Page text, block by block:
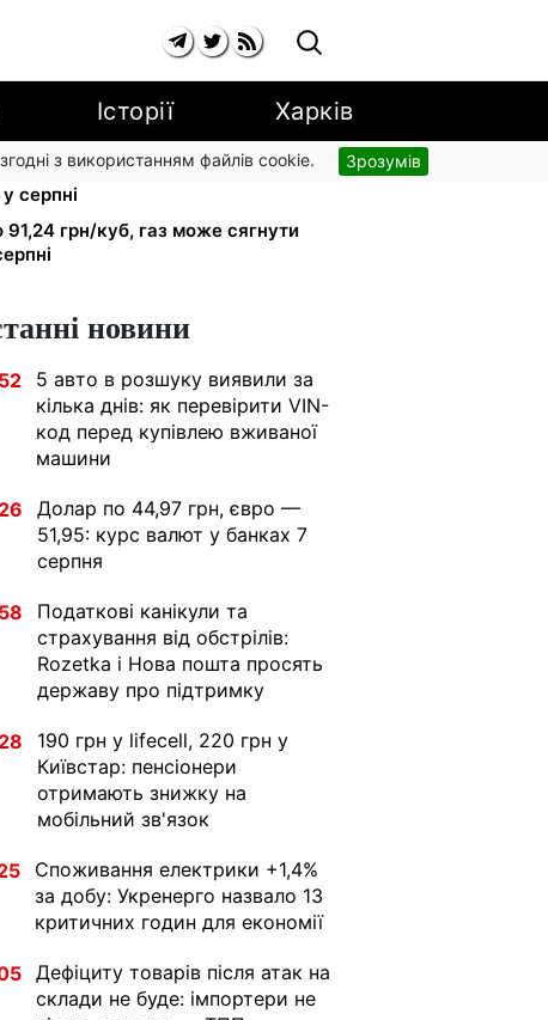
Історії Харків
згодні з використанням файлів cookie. Зрозумів
втрачають відстрочку від
серпні
грн/куб, газ може сягнути
новини
5 авто в розшуку виявили за
кілька днів: як перевірити VIN-
код перед купівлею вживаної
машини
Долар по 44,97 грн, євро —
51,95: курс валют у банках 7
серпня
Податкові канікули та
страхування від обстрілів:
Rozetka і Нова пошта просять
державу про підтримку
190 грн у lifecell, 220 грн у
Київстар: пенсіонери
отримають знижку на
мобільний зв'язок
Споживання електрики +1,4%
за добу: Укренерго назвало 13
критичних годин для економії
Дефіциту товарів після атак на
склади не буде: імпортери не